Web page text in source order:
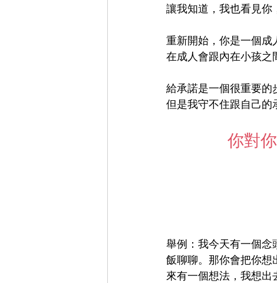
讓我知道，我也看見你
重新開始，你是一個
在成人會跟內在小孩之
給承諾是一個很重要的
但是我守不住跟自己的
你對
舉例：我今天有一個
飯聊聊。那你會把你
來有一個想法，我想出